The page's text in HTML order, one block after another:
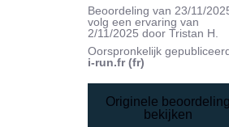
Beoordeling van 23/11/
volg een ervaring van
2/11/2025 doorTristan H.
Oorspronkelijk
i-run.fr (fr)
Originele
bekijken